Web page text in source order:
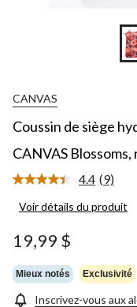
CANVAS
Coussin de siège
CANVAS Blossoms,
4.4 Lire
9
même
page.
(9)
Voir détails du produit
19,99 $
Mieux notés Exclusivité
Inscrivez-vous aux